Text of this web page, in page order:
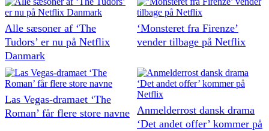
Alle sæsoner af ‘The
Tudors’ er nu på Netflix
Danmark
‘Monsteret fra Firenze’
vender tilbage på Netflix
Las Vegas-dramaet ‘The
Roman’ får flere store navne Anmelderrost dansk drama
‘Det andet offer’ kommer på